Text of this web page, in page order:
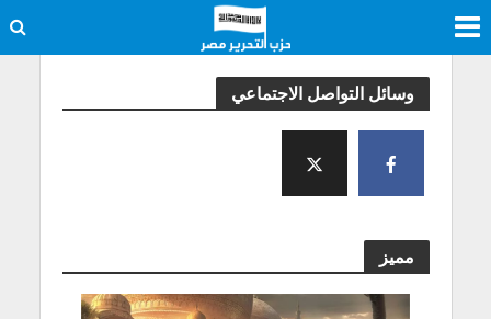
وسائل التواصل الاجتماعي
مميز